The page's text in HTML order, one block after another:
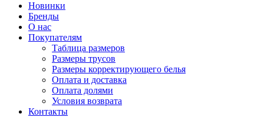
Новинки
Бренды
О нас
Покупателям
Таблица размеров
Размеры трусов
Размеры корректирующего белья
Оплата и доставка
Оплата долями
Условия возврата
Контакты